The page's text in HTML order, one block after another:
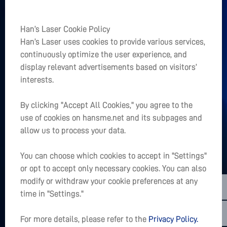
Главная +
О Нас
Есть ли в Вашем сердце проект?
sales01@hanslaser.com
Подписаться на последние новости
Han’s Laser Cookie Policy
Han’s Laser uses cookies to provide various services,
continuously optimize the user experience, and
display relevant advertisements based on visitors’
interests.
By clicking "Accept All Cookies," you agree to the
use of cookies on hansme.net and its subpages and
allow us to process your data.
You can choose which cookies to accept in "Settings"
or opt to accept only necessary cookies. You can also
modify or withdraw your cookie preferences at any
time in "Settings."
For more details, please refer to the Privacy Policy.